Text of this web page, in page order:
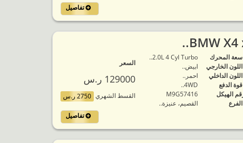
تفاصيل
‬سعة المحرك
2.0L 4 Cyl Turbo..
اللون الخارجي
ابيض..
اللون الداخلي
احمر..
قوة الدفع
4WD..
الهيكل
M9G57416
الفرع
القصيم، عنيزة..
السعر
129000 ر.س
القسط الشهري 2750 ر.س
تفاصيل